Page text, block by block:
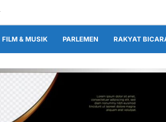
FILM & MUSIK PARLEMEN RAKYAT